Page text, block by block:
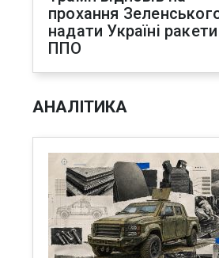
прохання
надати Україні
ППО
АНАЛІТИКА